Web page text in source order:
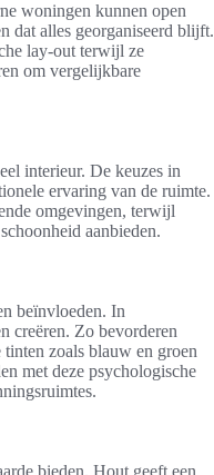
woningen kunnen open
dat alles georganiseerd blijft.
lay-out terwijl ze
om vergelijkbare
interieur. De keuzes in
ervaring van de ruimte.
omgevingen, terwijl
aanbieden.
beïnvloeden. In
creëren. Zo bevorderen
zoals blauw en groen
met deze psychologische
bieden. Hout geeft een